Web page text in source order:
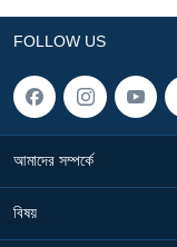
FOLLOW US
আমাদের সম্পর্কে
বিষয়